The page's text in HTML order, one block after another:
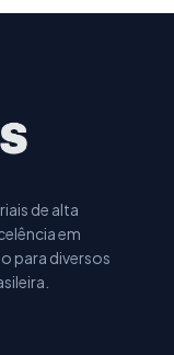
de alta
em
para diversos